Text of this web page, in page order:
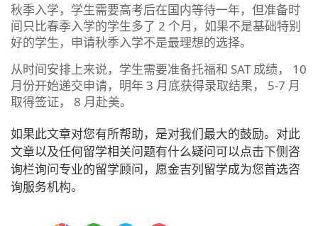
秋季入学，学生需要高考后在国内等待一年，但准备时
间只比春季入学的学生多了 2 个月，如果不是基础特别
好的学生，申请秋季入学不是最理想的选择。
从时间安排上来说，学生需要准备托福和 SAT 成绩， 10
月份开始递交申请，明年 3 月底获得录取结果， 5-7 月
取得签证， 8 月赴美。
如果此文章对您有所帮助，是对我们最大的鼓励。对此
文章以及任何留学相关问题有什么疑问可以点击下侧咨
询栏询问专业的留学顾问，愿金吉列留学成为您首选咨
询服务机构。